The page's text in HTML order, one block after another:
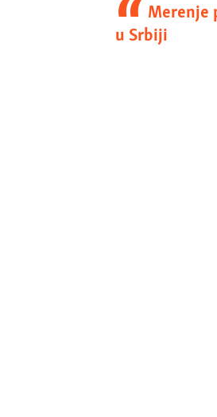
Merenje
u Srbiji